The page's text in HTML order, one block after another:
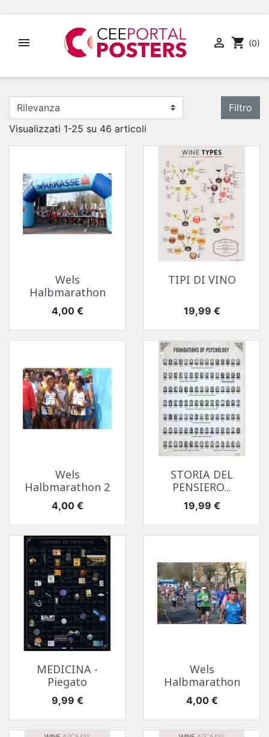
  shopping_cart (0)
Filtro
Visualizzati 1-25 su 46 articoli
Wels
Halbmarathon
Prezzo
4,00 €
TIPI DI VINO
Prezzo
19,99 €
Wels
Halbmarathon 2
Prezzo
4,00 €
STORIA DEL
PENSIERO...
Prezzo
19,99 €
MEDICINA -
Piegato
Prezzo
9,99 €
Wels
Halbmarathon
Prezzo
4,00 €